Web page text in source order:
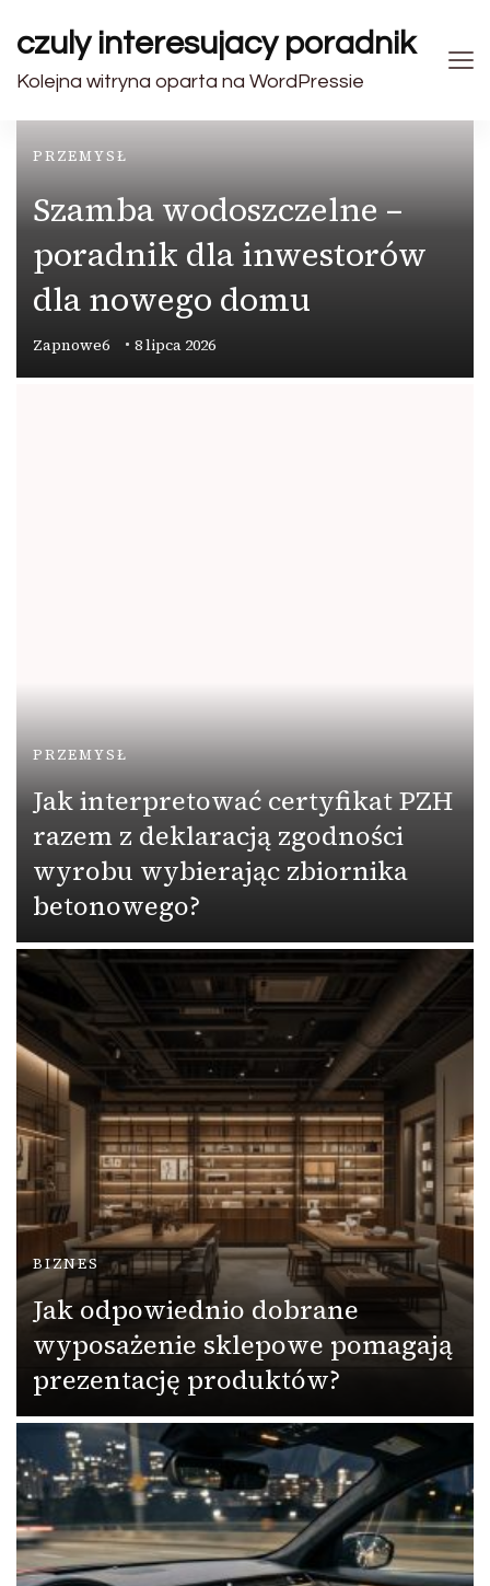
czuly interesujacy poradnik
Kolejna witryna oparta na WordPressie
PRZEMYSŁ
Szamba wodoszczelne –
poradnik dla inwestorów
dla nowego domu
Zapnowe6 8 lipca 2026
PRZEMYSŁ
Jak interpretować certyfikat PZH
razem z deklaracją zgodności
wyrobu wybierając zbiornika
betonowego?
BIZNES
Jak odpowiednio dobrane
wyposażenie sklepowe pomagają
prezentację produktów?